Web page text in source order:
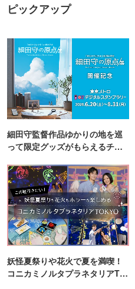
ピックアップ
細田守監督作品ゆかりの地を巡
って限定グッズがもらえるチャ
妖怪夏祭りや花火で夏を満喫！
コニカミノルタプラネタリアTO